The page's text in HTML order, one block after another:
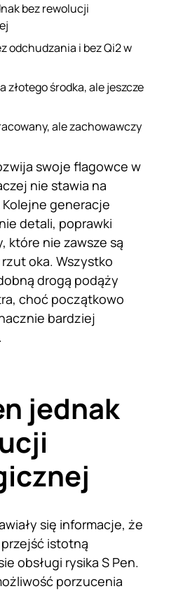
bez rewolucji
odchudzania i bez Qi2 w
złotego środka, ale jeszcze
ale zachowawczy
swoje flagowce w
nie stawia na
generacje
detali, poprawki
które nie zawsze są
oka. Wszystko
drogą podąży
choć początkowo
bardziej
jednak
się informacje, że
przejść istotną
obsługi rysika S Pen.
porzucenia